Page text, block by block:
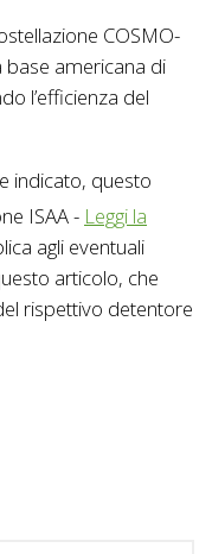
COSMO-
base americana di
l’efficienza del
indicato, questo
ISAA - Leggi la
agli eventuali
articolo, che
rispettivo detentore